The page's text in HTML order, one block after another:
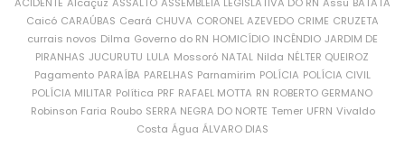
Caicó CARAÚBAS Ceará CHUVA CORONEL AZEVEDO CRIME CRUZETA
currais novos Dilma Governo do RN HOMICÍDIO INCÊNDIO JARDIM DE
PIRANHAS JUCURUTU LULA Mossoró NATAL Nilda NÉLTER QUEIROZ
Pagamento PARAÍBA PARELHAS Parnamirim POLÍCIA POLÍCIA CIVIL
POLÍCIA MILITAR Política PRF RAFAEL MOTTA RN ROBERTO GERMANO
Robinson Faria Roubo SERRA NEGRA DO NORTE Temer UFRN Vivaldo
Costa Água ÁLVARO DIAS